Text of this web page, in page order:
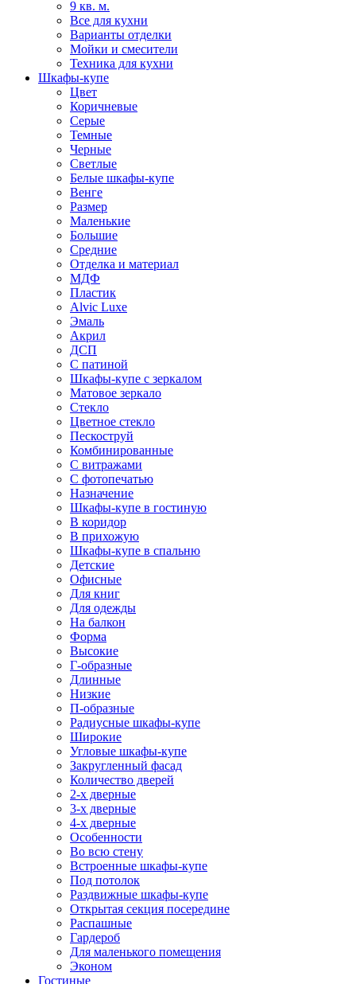
9 кв. м.
Все для кухни
Варианты отделки
Мойки и смесители
Техника для кухни
Шкафы-купе
Цвет
Коричневые
Серые
Темные
Черные
Светлые
Белые шкафы-купе
Венге
Размер
Маленькие
Большие
Средние
Отделка и материал
МДФ
Пластик
Alvic Luxe
Эмаль
Акрил
ДСП
С патиной
Шкафы-купе с зеркалом
Матовое зеркало
Стекло
Цветное стекло
Пескоструй
Комбинированные
С витражами
С фотопечатью
Назначение
Шкафы-купе в гостиную
В коридор
В прихожую
Шкафы-купе в спальню
Детские
Офисные
Для книг
Для одежды
На балкон
Форма
Высокие
Г-образные
Длинные
Низкие
П-образные
Радиусные шкафы-купе
Широкие
Угловые шкафы-купе
Закругленный фасад
Количество дверей
2-х дверные
3-х дверные
4-х дверные
Особенности
Во всю стену
Встроенные шкафы-купе
Под потолок
Раздвижные шкафы-купе
Открытая секция посередине
Распашные
Гардероб
Для маленького помещения
Эконом
Гостиные